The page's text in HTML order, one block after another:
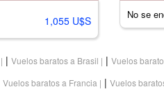
1,055 U$S No se
| Vuelos baratos a Brasil | Vuelos
Vuelos baratos a Francia | Vuelos